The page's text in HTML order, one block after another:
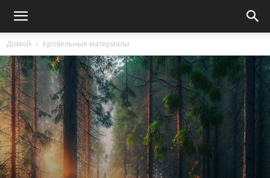
Домой Кровельные материалы